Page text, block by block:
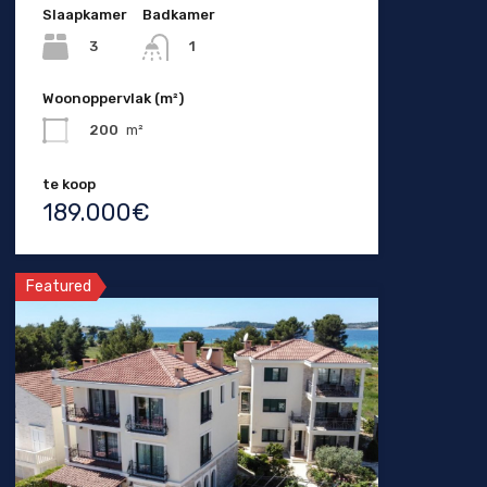
Slaapkamer
3
Badkamer
1
Woonoppervlak (m²)
200 m²
te koop
189.000€
Featured